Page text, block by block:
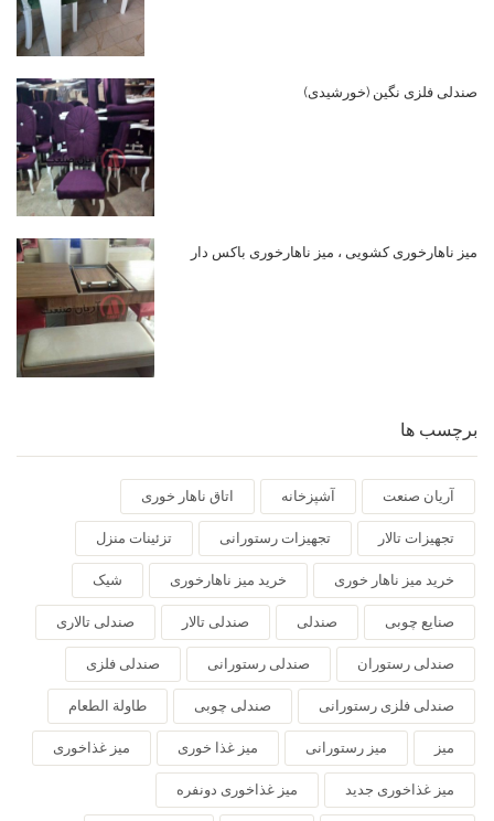
صندلی فلزی نگین (خورشیدی)
میز ناهارخوری کشویی ، میز ناهارخوری باکس دار
برچسب ها
آریان صنعت آشپزخانه اتاق ناهار خوری
تجهیزات تالار تجهیزات رستورانی تزئینات منزل
خرید میز ناهار خوری خرید میز ناهارخوری شیک
صنایع چوبی صندلی صندلی تالار صندلی تالاری
صندلی رستوران صندلی رستورانی صندلی فلزی
صندلی فلزی رستورانی صندلی چوبی طاولة الطعام
میز میز رستورانی میز غذا خوری میز غذاخوری
میز غذاخوری جدید میز غذاخوری دونفره